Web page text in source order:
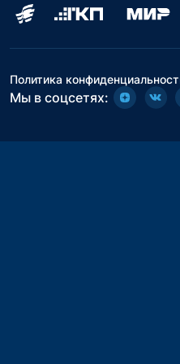
Политика
Мы в соцсетях: